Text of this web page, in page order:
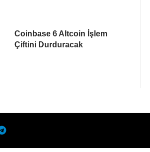
Coinbase 6 Altcoin İşlem
Çiftini Durduracak